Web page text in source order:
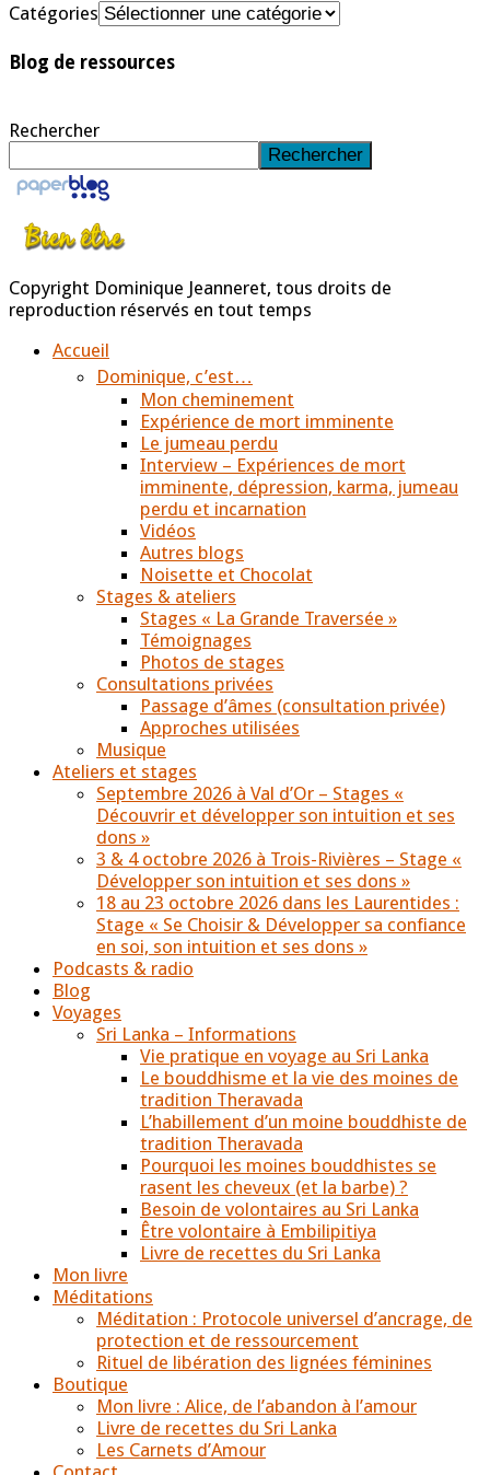
Catégories
Blog de ressources
Rechercher
Rechercher
Copyright Dominique Jeanneret, tous droits de
reproduction réservés en tout temps
Accueil
Dominique, c’est…
Mon cheminement
Expérience de mort imminente
Le jumeau perdu
Interview – Expériences de mort
imminente, dépression, karma, jumeau
perdu et incarnation
Vidéos
Autres blogs
Noisette et Chocolat
Stages & ateliers
Stages « La Grande Traversée »
Témoignages
Photos de stages
Consultations privées
Passage d’âmes (consultation privée)
Approches utilisées
Musique
Ateliers et stages
Septembre 2026 à Val d’Or – Stages «
Découvrir et développer son intuition et ses
dons »
3 & 4 octobre 2026 à Trois-Rivières – Stage «
Développer son intuition et ses dons »
18 au 23 octobre 2026 dans les Laurentides :
Stage « Se Choisir & Développer sa confiance
en soi, son intuition et ses dons »
Podcasts & radio
Blog
Voyages
Sri Lanka – Informations
Vie pratique en voyage au Sri Lanka
Le bouddhisme et la vie des moines de
tradition Theravada
L’habillement d’un moine bouddhiste de
tradition Theravada
Pourquoi les moines bouddhistes se
rasent les cheveux (et la barbe) ?
Besoin de volontaires au Sri Lanka
Être volontaire à Embilipitiya
Livre de recettes du Sri Lanka
Mon livre
Méditations
Méditation : Protocole universel d’ancrage, de
protection et de ressourcement
Rituel de libération des lignées féminines
Boutique
Mon livre : Alice, de l’abandon à l’amour
Livre de recettes du Sri Lanka
Les Carnets d’Amour